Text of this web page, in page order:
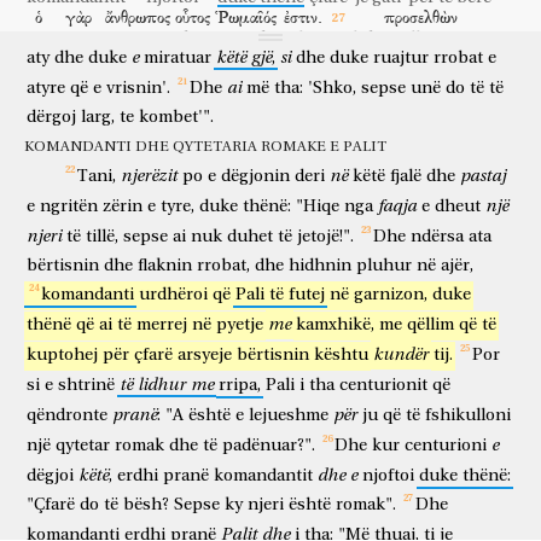
ὁ γὰρ ἄνθρωπος οὗτος Ῥωμαῖός ἐστιν. προσελθὼν
δὲ,
dhe
ὁ χιλίαρχος
komandanti
εἶπεν
tha
αὐτῷ,
atij
λέγε
thuaj
μοι,
mua
σὺ Ῥωμαῖος
romak
εἶ? ὁ
ai
δὲ
dhe
ἔφη,
thoshte
ναί.
po
ἀπεκρίθη
u përgjigj
δὲ ὁ χιλίαρχος, ἐγὼ
πολλοῦ
të shumtë
κεφαλαίου τὴν πολιτείαν ταύτην ἐκτησάμην.
Pali
ἔφη,
thoshte
ἐγὼ
unë
δὲ
por
καὶ
edhe
γεγέννημαι.
jam lindur
εὐθέως
menjëherë
οὖν
atëherë
ἀπέστησαν
u larguan nga
αὐτοῦ
ai ata që janë gati
αὐτὸν
atë
ἀνετάζειν,
për të marrë në pyetje
καὶ
edhe
ὁ χιλίαρχος
komandanti
δὲ
por
ἐφοβήθη,
u frikësua
ἐπιγνοὺς
duke kuptuar
ὅτι
se
Ῥωμαῖός
romak
ἐστιν,
është
καὶ
dhe
ὅτι
se
αὐτὸν
atë
ἦν
ishte
δεδεκώς.
duke pasë lidhur
τῇ δὲ
dhe
ἐπαύριον,
të nesërmen
βουλόμενος
duke dashur
γνῶναι
për të njohur
τὸ
ἀσφαλὲς,
të sigurtën
τὸ
atë
τί
pse
κατηγορεῖται
paditet
ὑπὸ
nga
τῶν Ἰουδαίων,
judenjtë
ἔλυσεν
zgjidhi atë
καὶ
dhe
ἐκέλευσεν
urdhëroi për të mbledhur
τοὺς ἀρχιερεῖς
kryepriftërinjtë dhe gjithë
τὸ Συνέδριον; καὶ καταγαγὼν τὸν Παῦλον, ἔστησεν
vendosi
εἰς
drejt
αὐτούς.
atyre
Stefanit,
dëshmorit tënd, edhe unë vetë isha duke qëndruar
aty dhe duke e miratuar këtë gjë, si dhe duke ruajtur rrobat e
atyre që e vrisnin'. Dhe ai më tha: 'Shko, sepse unë do të të
dërgoj larg, te kombet'".
KOMANDANTI DHE QYTETARIA ROMAKE E PALIT
Tani, njerëzit po e dëgjonin deri në këtë fjalë dhe pastaj
e ngritën zërin e tyre, duke thënë: "Hiqe nga faqja e dheut një
njeri të tillë, sepse ai nuk duhet të jetojë!". Dhe ndërsa ata
bërtisnin dhe flaknin rrobat, dhe hidhnin pluhur në ajër,
komandanti urdhëroi që Pali të futej në garnizon, duke
thënë që ai të merrej në pyetje me kamxhikë, me qëllim që të
kuptohej për çfarë arsyeje bërtisnin kështu kundër tij.
Por
si e shtrinë të lidhur me rripa, Pali i tha centurionit që
qëndronte pranë: "A është e lejueshme për ju që të fshikulloni
një qytetar romak dhe të padënuar?". Dhe kur centurioni e
dëgjoi këtë, erdhi pranë komandantit dhe e njoftoi duke thënë:
"Çfarë do të bësh? Sepse ky njeri është romak".
Dhe
komandanti erdhi pranë Palit dhe i tha: "Më thuaj, ti je